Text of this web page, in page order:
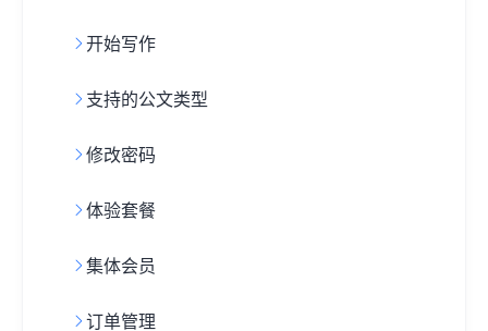
开始写作
支持的公文类型
修改密码
体验套餐
集体会员
订单管理